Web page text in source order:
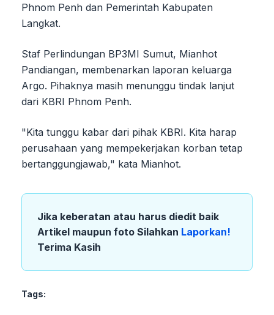
Phnom Penh dan Pemerintah Kabupaten
Langkat.
Staf Perlindungan BP3MI Sumut, Mianhot
Pandiangan, membenarkan laporan keluarga
Argo. Pihaknya masih menunggu tindak lanjut
dari KBRI Phnom Penh.
"Kita tunggu kabar dari pihak KBRI. Kita harap
perusahaan yang mempekerjakan korban tetap
bertanggungjawab," kata Mianhot.
Jika keberatan atau harus diedit baik
Artikel maupun foto Silahkan Laporkan!
Terima Kasih
Tags: